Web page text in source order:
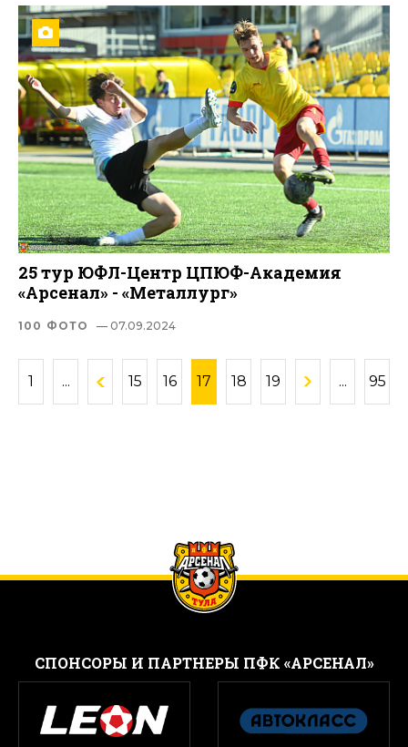
25 тур ЮФЛ-Центр ЦПЮФ-Академия
«Арсенал» - «Металлург»
100 ФОТО — 07.09.2024
1 ... 15 16 17 18 19 ... 95
CПОНСОРЫ И ПАРТНЕРЫ ПФК «АРСЕНАЛ»